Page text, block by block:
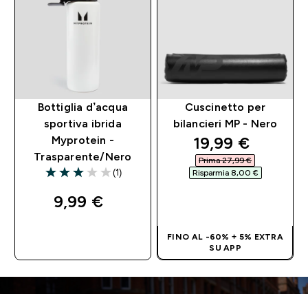
Bottiglia d’acqua
sportiva ibrida
Myprotein -
Trasparente/Nero
3 out of 5 stars
(1)
9,99 €‎
Cuscinetto per
bilancieri MP - Nero
discounted
19,99 €‎
Prima 27,99 €‎
Risparmia 8,00 €‎
FINO AL -60% + 5% EXTRA
SU APP